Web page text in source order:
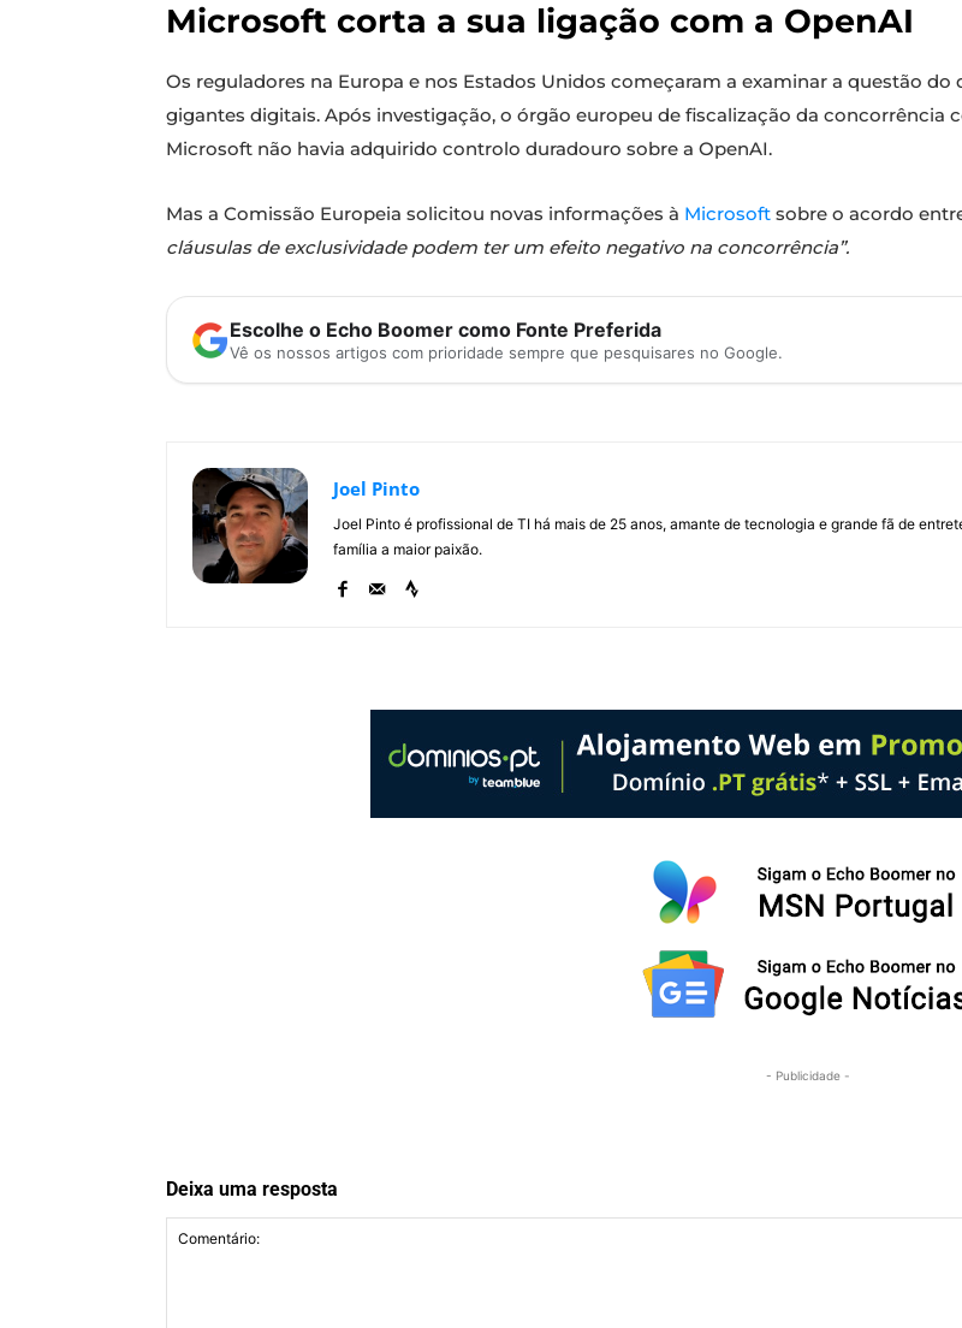
Microsoft corta a sua ligação com a OpenAI
Os reguladores na Europa e nos Estados Unidos começaram a examinar a questão
gigantes digitais. Após investigação, o órgão europeu de fiscalização da concorrência
Microsoft não havia adquirido controlo duradouro sobre a OpenAI.
Mas a Comissão Europeia solicitou novas informações à Microsoft sobre o acordo
cláusulas de exclusividade podem ter um efeito negativo na concorrência”.
Escolhe o Echo Boomer como Fonte Preferida
Vê os nossos artigos com prioridade sempre que pesquisares no Google.
Joel Pinto
Joel Pinto é profissional de TI há mais de 25 anos, amante de tecnologia e grande fã de
família a maior paixão.
- Publicidade -
Deixa uma resposta